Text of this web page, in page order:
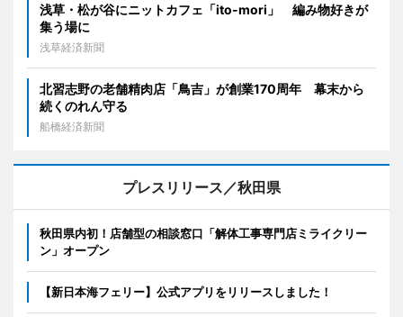
浅草・松が谷にニットカフェ「ito-mori」 編み物好きが
集う場に
浅草経済新聞
北習志野の老舗精肉店「鳥吉」が創業170周年 幕末から
続くのれん守る
船橋経済新聞
プレスリリース／秋田県
秋田県内初！店舗型の相談窓口「解体工事専門店ミライクリー
ン」オープン
【新日本海フェリー】公式アプリをリリースしました！